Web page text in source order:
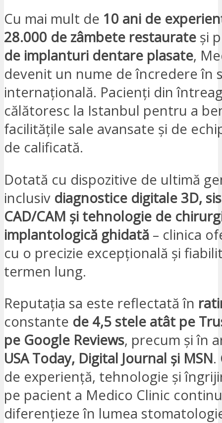
Cu mai mult de 10 ani de
28.000 de zâmbete restaurate și
de implanturi dentare plasate,
devenit un nume de încredere în
internațională. Pacienți din
călătoresc la Istanbul pentru a
facilitățile sale avansate și de
de calificată.
Dotată cu dispozitive de ultimă
inclusiv diagnostice digitale 3D,
CAD/CAM și tehnologie de
implantologică ghidată – clinica
cu o precizie excepțională și
termen lung.
Reputația sa este reflectată în
constante de 4,5 stele atât pe
pe Google Reviews, precum și în
USA Today, Digital Journal și MSN.
de experiență, tehnologie și
pe pacient a Medico Clinic
diferențieze în lumea